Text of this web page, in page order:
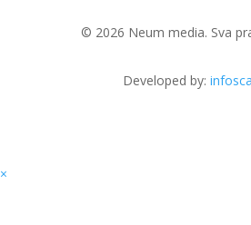
© 2026 Neum media. Sva
Developed by:
×